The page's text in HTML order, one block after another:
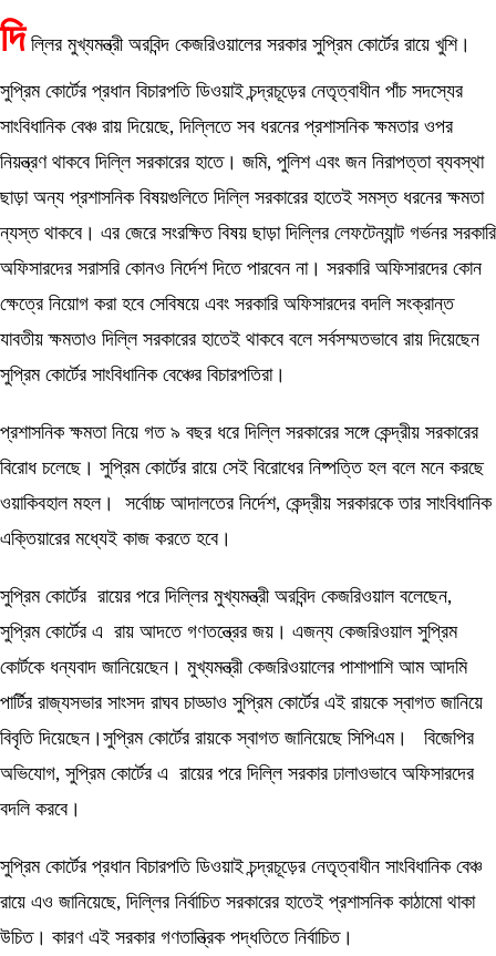
দি ল্লির মুখ্যমন্ত্রী অরবিন্দ কেজরিওয়ালের সরকার সুপ্রিম কোর্টের রায়ে খুশি।
সুপ্রিম কোর্টের প্রধান বিচারপতি ডিওয়াই চন্দ্রচূড়ের নেতৃত্বাধীন পাঁচ সদস্যের
সাংবিধানিক বেঞ্চ রায় দিয়েছে, দিল্লিতে সব ধরনের প্রশাসনিক ক্ষমতার ওপর
নিয়ন্ত্রণ থাকবে দিল্লি সরকারের হাতে। জমি, পুলিশ এবং জন নিরাপত্তা ব্যবস্থা
ছাড়া অন্য প্রশাসনিক বিষয়গুলিতে দিল্লি সরকারের হাতেই সমস্ত ধরনের ক্ষমতা
ন্যস্ত থাকবে। এর জেরে সংরক্ষিত বিষয় ছাড়া দিল্লির লেফটেন্যান্ট গর্ভনর সরকারি
অফিসারদের সরাসরি কোনও নির্দেশ দিতে পারবেন না। সরকারি অফিসারদের কোন
ক্ষেত্রে নিয়োগ করা হবে সেবিষয়ে এবং সরকারি অফিসারদের বদলি সংক্রান্ত
যাবতীয় ক্ষমতাও দিল্লি সরকারের হাতেই থাকবে বলে সর্বসম্মতভাবে রায় দিয়েছেন
সুপ্রিম কোর্টের সাংবিধানিক বেঞ্চের বিচারপতিরা।
প্রশাসনিক ক্ষমতা নিয়ে গত ৯ বছর ধরে দিল্লি সরকারের সঙ্গে কেন্দ্রীয় সরকারের
বিরোধ চলেছে। সুপ্রিম কোর্টের রায়ে সেই বিরোধের নিষ্পত্তি হল বলে মনে করছে
ওয়াকিবহাল মহল। সর্বোচ্চ আদালতের নির্দেশ, কেন্দ্রীয় সরকারকে তার সাংবিধানিক
এক্তিয়ারের মধ্যেই কাজ করতে হবে।
সুপ্রিম কোর্টের রায়ের পরে দিল্লির মুখ্যমন্ত্রী অরবিন্দ কেজরিওয়াল বলেছেন,
সুপ্রিম কোর্টের এ রায় আদতে গণতন্ত্রের জয়। এজন্য কেজরিওয়াল সুপ্রিম
কোর্টকে ধন্যবাদ জানিয়েছেন। মুখ্যমন্ত্রী কেজরিওয়ালের পাশাপাশি আম আদমি
পার্টির রাজ্যসভার সাংসদ রাঘব চাড্ডাও সুপ্রিম কোর্টের এই রায়কে স্বাগত জানিয়ে
বিবৃতি দিয়েছেন।সুপ্রিম কোর্টের রায়কে স্বাগত জানিয়েছে সিপিএম। বিজেপির
অভিযোগ, সুপ্রিম কোর্টের এ রায়ের পরে দিল্লি সরকার ঢালাওভাবে অফিসারদের
বদলি করবে।
সুপ্রিম কোর্টের প্রধান বিচারপতি ডিওয়াই চন্দ্রচূড়ের নেতৃত্বাধীন সাংবিধানিক বেঞ্চ
রায়ে এও জানিয়েছে, দিল্লির নির্বাচিত সরকারের হাতেই প্রশাসনিক কাঠামো থাকা
উচিত। কারণ এই সরকার গণতান্ত্রিক পদ্ধতিতে নির্বাচিত।